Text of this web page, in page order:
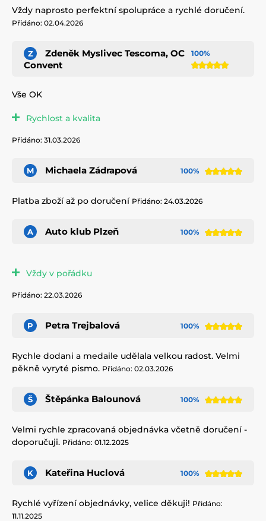
Vždy naprosto perfektní spolupráce a rychlé doručení.
Přidáno: 02.04.2026
Z
Zdeněk Myslivec Tescoma, OC
Convent
100%
Vše OK
Rychlost a kvalita
Přidáno: 31.03.2026
M Michaela Zádrapová 100%
Platba zboží až po doručení Přidáno: 24.03.2026
A Auto klub Plzeň 100%
Vždy v pořádku
Přidáno: 22.03.2026
P Petra Trejbalová 100%
Rychle dodani a medaile udělala velkou radost. Velmi
pěkně vyryté pismo. Přidáno: 02.03.2026
Š Štěpánka Balounová 100%
Velmi rychle zpracovaná objednávka včetně doručení -
doporučuji. Přidáno: 01.12.2025
K Kateřina Huclová 100%
Rychlé vyřízení objednávky, velice děkuji! Přidáno:
11.11.2025